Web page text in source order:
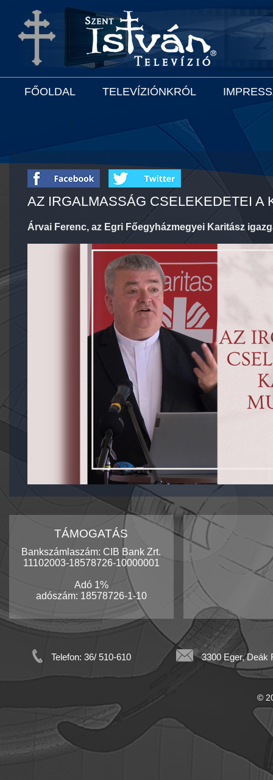
FŐOLDAL TELEVÍZIÓNKRÓL
AZ IRGALMASSÁG CSELEKEDETEI A
Árvai Ferenc, az Egri Főegyházmegyei Karitász
TÁMOGATÁS
Bankszámlaszám: CIB Bank Zrt.
11102003-18578726-10000001
Adó 1%
adószám: 18578726-1-10
Telefon: 36/ 510-610 3300 Eger, Deák
©